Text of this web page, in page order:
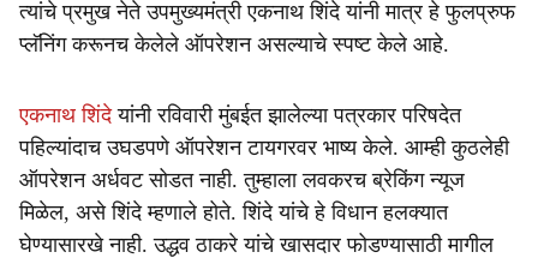
त्यांचे प्रमुख नेते उपमुख्यमंत्री एकनाथ शिंदे यांनी मात्र हे फुलप्रुफ
प्लॅनिंग करूनच केलेले ऑपरेशन असल्याचे स्पष्ट केले आहे.
एकनाथ शिंदेयांनी रविवारी मुंबईत झालेल्या पत्रकार परिषदेत
पहिल्यांदाच उघडपणे ऑपरेशन टायगरवर भाष्य केले. आम्ही कुठलेही
ऑपरेशन अर्धवट सोडत नाही. तुम्हाला लवकरच ब्रेकिंग न्यूज
मिळेल, असे शिंदे म्हणाले होते. शिंदे यांचे हे विधान हलक्यात
घेण्यासारखे नाही. उद्धव ठाकरे यांचे खासदार फोडण्यासाठी मागील